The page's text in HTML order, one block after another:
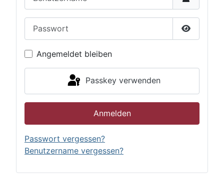
Passwort
Angemeldet bleiben
Passkey verwenden
Anmelden
Passwort vergessen?
Benutzername vergessen?